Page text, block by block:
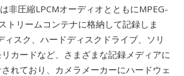
非圧縮LPCMオーディオとともにMPEG-
トリームコンテナに格納して記録しま
ィスク、ハードディスクドライブ、ソリ
カードなど、さまざまな記録メディアに
れており、カメラメーカーにハードウェ